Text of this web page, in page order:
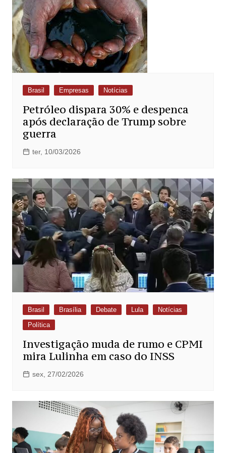
Brasil Empresas Notícias
Petróleo dispara 30% e despenca
após declaração de Trump sobre
guerra
ter, 10/03/2026
Brasil Brasília Debate Lula
Notícias
Política
Investigação muda de rumo e CPMI
mira Lulinha em caso do INSS
sex, 27/02/2026